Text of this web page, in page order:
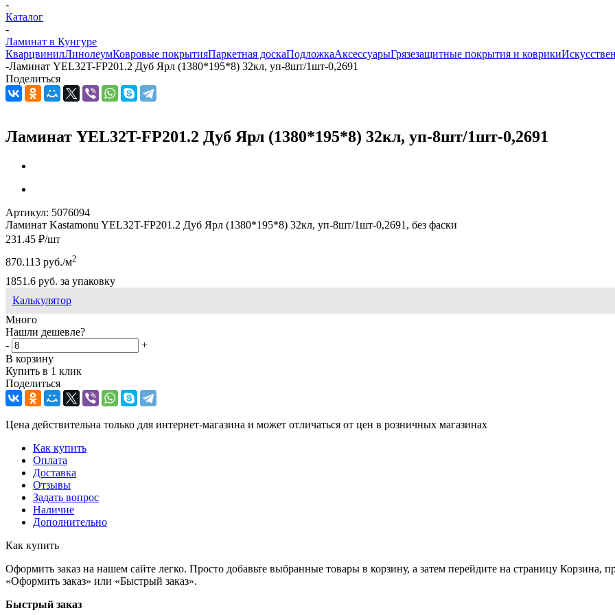
-
Каталог
-
Ламинат в Кунгуре
КварцвинилЛинолеумКовровые покрытияПаркетная доскаПодложкаАксессуарыГрязезащитные покрытия и коврики
-Ламинат YEL32T-FP201.2 Дуб Ярл (1380*195*8) 32кл, уп-8шт/1шт-0,2691
Поделиться
Ламинат YEL32T-FP201.2 Дуб Ярл (1380*195*8) 32кл, уп-8шт/1шт-0,2691
Артикул: 5076094
Ламинат Kastamonu YEL32T-FP201.2 Дуб Ярл (1380*195*8) 32кл, уп-8шт/1шт-0,2691, без фаски
231.45 ₽/шт
870.113 руб./м2
1851.6 руб. за упаковку
Калькулятор
Много
Нашли дешевле?
-
+
В корзину
Купить в 1 клик
Поделиться
Цена действительна только для интернет-магазина и может отличаться от цен в розничных магазинах
Как купить
Оплата
Доставка
Отзывы
Задать вопрос
Наличие
Дополнительно
Как купить
Оформить заказ на нашем сайте легко. Просто добавьте выбранные товары в корзину, а затем перейдите на страницу Корзина,
«Оформить заказ» или «Быстрый заказ».
Быстрый заказ